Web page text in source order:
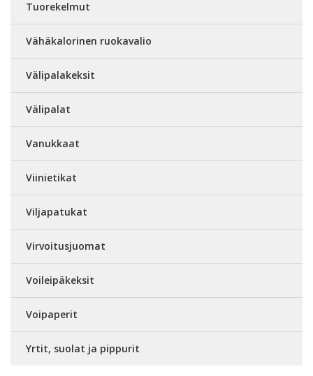
Tuorekelmut
Vähäkalorinen ruokavalio
Välipalakeksit
Välipalat
Vanukkaat
Viinietikat
Viljapatukat
Virvoitusjuomat
Voileipäkeksit
Voipaperit
Yrtit, suolat ja pippurit